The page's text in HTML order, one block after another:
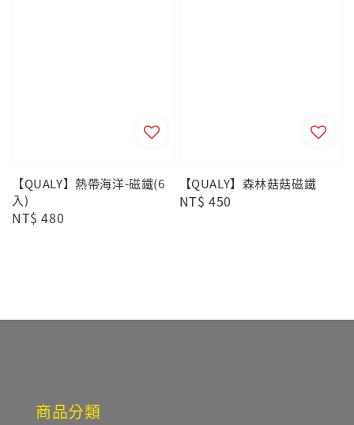
【QUALY】熱帶海洋-磁鐵(6
入)
Regular
NT$ 480
【QUALY】森林菇菇磁鐵
Regular
NT$ 450
商品分類